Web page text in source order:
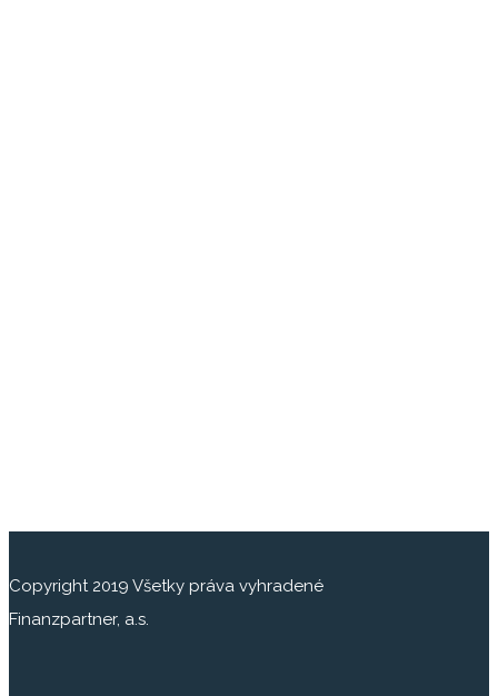
Copyright 2019 Všetky práva vyhradené
Finanzpartner, a.s.